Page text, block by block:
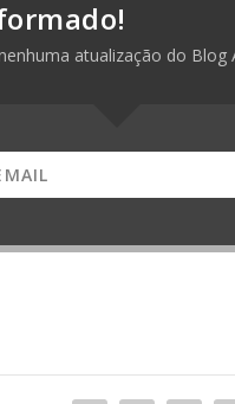
atualização do Blog